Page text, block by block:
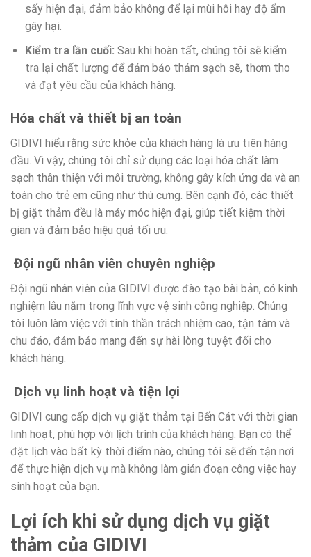
sấy hiện đại, đảm bảo không để lại mùi hôi hay độ ẩm
gây hại.
Kiểm tra lần cuối: Sau khi hoàn tất, chúng tôi sẽ kiểm
tra lại chất lượng để đảm bảo thảm sạch sẽ, thơm tho
và đạt yêu cầu của khách hàng.
Hóa chất và thiết bị an toàn
GIDIVI hiểu rằng sức khỏe của khách hàng là ưu tiên hàng
đầu. Vì vậy, chúng tôi chỉ sử dụng các loại hóa chất làm
sạch thân thiện với môi trường, không gây kích ứng da và an
toàn cho trẻ em cũng như thú cưng. Bên cạnh đó, các thiết
bị giặt thảm đều là máy móc hiện đại, giúp tiết kiệm thời
gian và đảm bảo hiệu quả tối ưu.
Đội ngũ nhân viên chuyên nghiệp
Đội ngũ nhân viên của GIDIVI được đào tạo bài bản, có kinh
nghiệm lâu năm trong lĩnh vực vệ sinh công nghiệp. Chúng
tôi luôn làm việc với tinh thần trách nhiệm cao, tận tâm và
chu đáo, đảm bảo mang đến sự hài lòng tuyệt đối cho
khách hàng.
Dịch vụ linh hoạt và tiện lợi
GIDIVI cung cấp dịch vụ giặt thảm tại Bến Cát với thời gian
linh hoạt, phù hợp với lịch trình của khách hàng. Bạn có thể
đặt lịch vào bất kỳ thời điểm nào, chúng tôi sẽ đến tận nơi
để thực hiện dịch vụ mà không làm gián đoạn công việc hay
sinh hoạt của bạn.
Lợi ích khi sử dụng dịch vụ giặt
thảm của GIDIVI